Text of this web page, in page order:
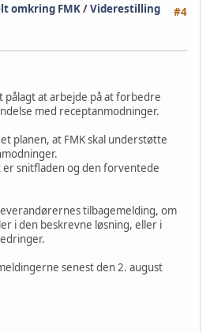
#4
omkring FMK/Viderestilling
pålagt at arbejde på at forbedre
med receptanmodninger.
planen, at FMK skal understøtte
snitfladen og den forventede
tilbagemelding, om
i den beskrevne løsning, eller i
senest den 2. august